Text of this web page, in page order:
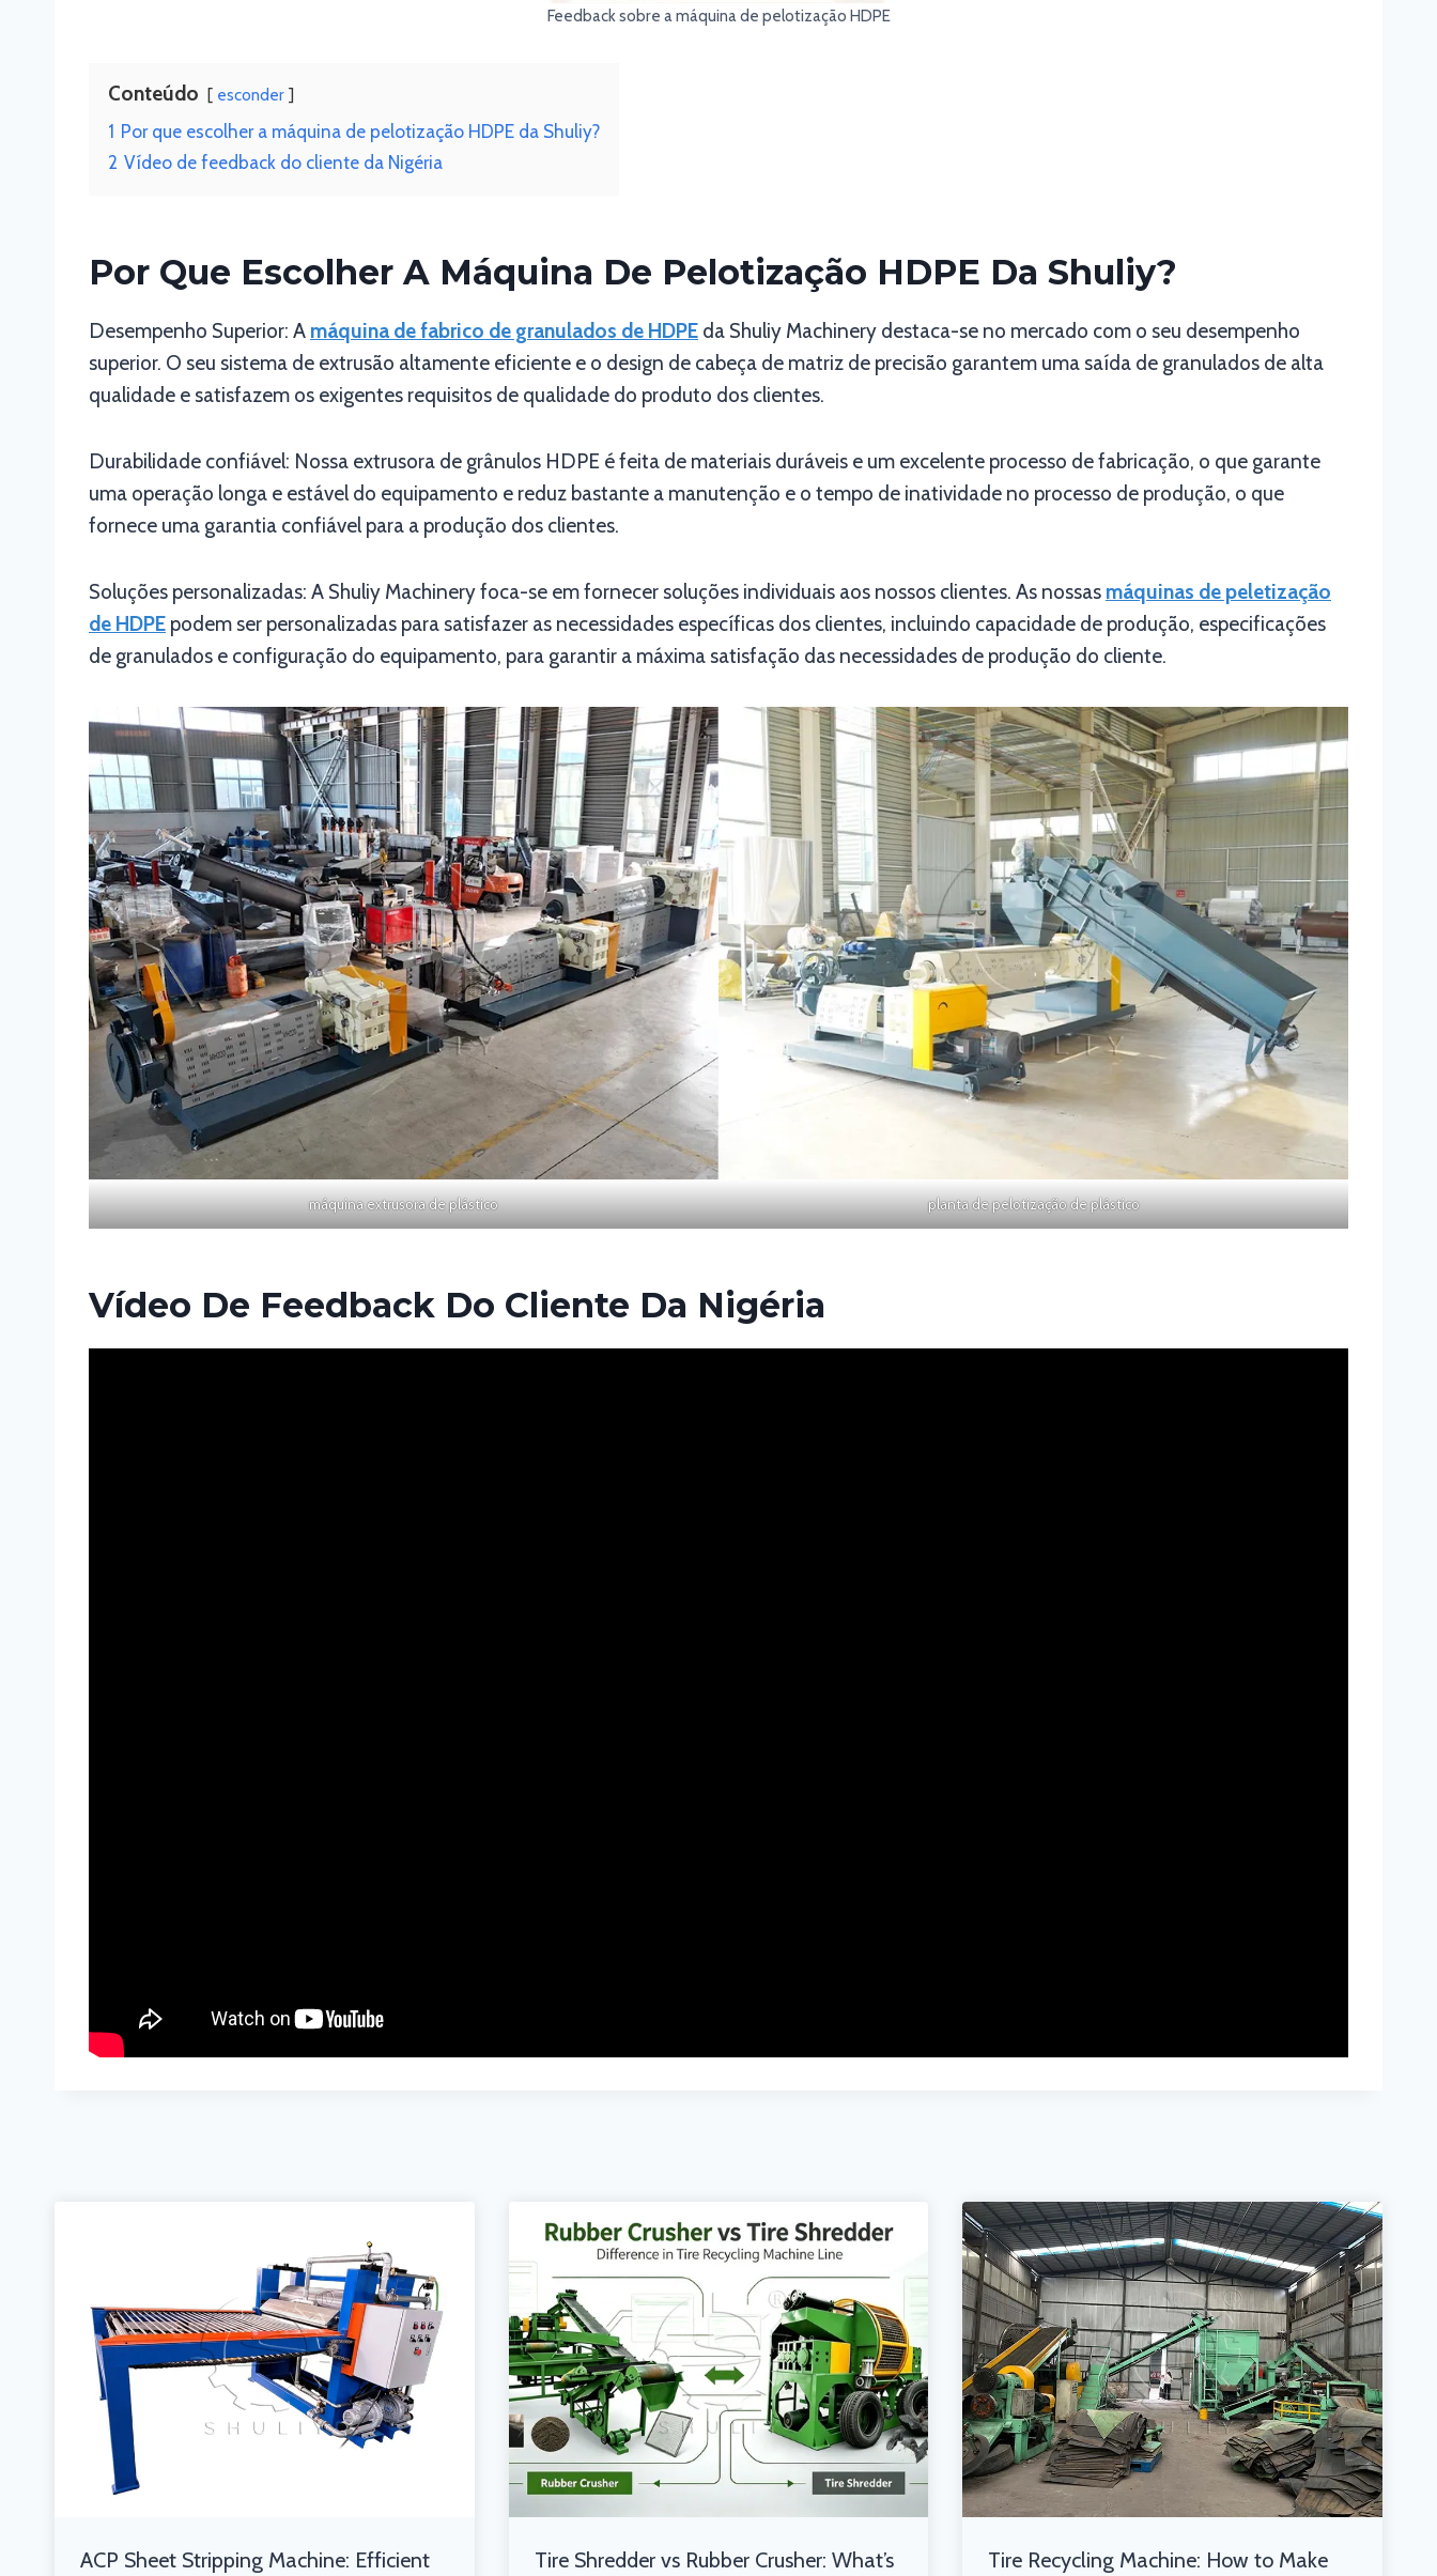
Feedback sobre a máquina de pelotização HDPE
Conteúdo esconder
1 Por que escolher a máquina de pelotização HDPE da Shuliy?
2 Vídeo de feedback do cliente da Nigéria
Por Que Escolher A Máquina De Pelotização HDPE Da Shuliy?
Desempenho Superior: A máquina de fabrico de granulados de HDPE da Shuliy Machinery destaca-se no mercado com o seu desempenho
superior. O seu sistema de extrusão altamente eficiente e o design de cabeça de matriz de precisão garantem uma saída de granulados de alta
qualidade e satisfazem os exigentes requisitos de qualidade do produto dos clientes.
Durabilidade confiável: Nossa extrusora de grânulos HDPE é feita de materiais duráveis ​​e um excelente processo de fabricação, o que garante
uma operação longa e estável do equipamento e reduz bastante a manutenção e o tempo de inatividade no processo de produção, o que
fornece uma garantia confiável para a produção dos clientes.
Soluções personalizadas: A Shuliy Machinery foca-se em fornecer soluções individuais aos nossos clientes. As nossas máquinas de peletização
de HDPE podem ser personalizadas para satisfazer as necessidades específicas dos clientes, incluindo capacidade de produção, especificações
de granulados e configuração do equipamento, para garantir a máxima satisfação das necessidades de produção do cliente.
máquina extrusora de plástico planta de pelotização de plástico
Vídeo De Feedback Do Cliente Da Nigéria
ACP Sheet Stripping Machine: Efficient Tire Shredder vs Rubber Crusher: What’s Tire Recycling Machine: How to Make